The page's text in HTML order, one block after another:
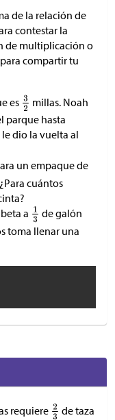
de la relación de
contestar la
de multiplicación o
compartir tu
es
millas. Noah
parque hasta
dio la vuelta al
un empaque de
cuántos
a
de galón
toma llenar una
requiere
de taza